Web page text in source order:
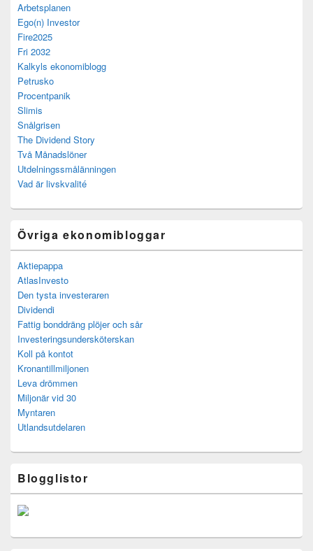
Arbetsplanen
Ego(n) Investor
Fire2025
Fri 2032
Kalkyls ekonomiblogg
Petrusko
Procentpanik
Slimis
Snålgrisen
The Dividend Story
Två Månadslöner
Utdelningssmålänningen
Vad är livskvalité
Övriga ekonomibloggar
Aktiepappa
AtlasInvesto
Den tysta investeraren
Dividendi
Fattig bonddräng plöjer och sår
Investeringsundersköterskan
Koll på kontot
Kronantillmiljonen
Leva drömmen
Miljonär vid 30
Myntaren
Utlandsutdelaren
Blogglistor